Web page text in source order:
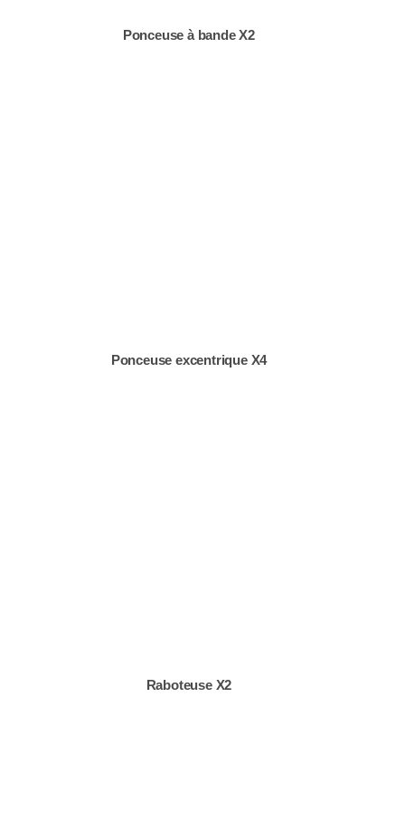
Ponceuse à bande X2
Ponceuse excentrique X4
Raboteuse X2